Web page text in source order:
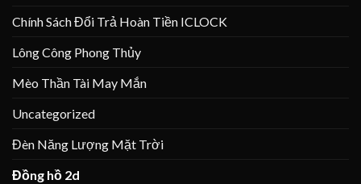
Chính Sách Đổi Trả Hoàn Tiền ICLOCK
Lông Công Phong Thủy
Mèo Thần Tài May Mắn
Uncategorized
Đèn Năng Lượng Mặt Trời
Đồng hồ 2d